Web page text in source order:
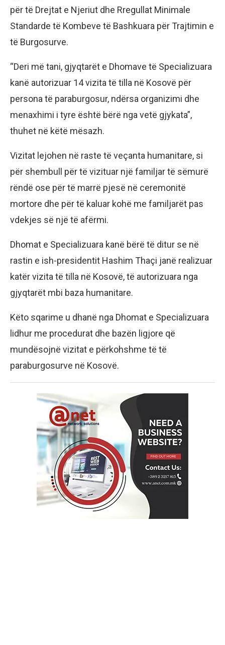
për të Drejtat e Njeriut dhe Rregullat Minimale
Standarde të Kombeve të Bashkuara për Trajtimin e
të Burgosurve.
“Deri më tani, gjyqtarët e Dhomave të Specializuara
kanë autorizuar 14 vizita të tilla në Kosovë për
persona të paraburgosur, ndërsa organizimi dhe
menaxhimi i tyre është bërë nga vetë gjykata”,
thuhet në këtë mësazh.
Vizitat lejohen në raste të veçanta humanitare, si
për shembull për të vizituar një familjar të sëmurë
rëndë ose për të marrë pjesë në ceremonitë
mortore dhe për të kaluar kohë me familjarët pas
vdekjes së një të afërmi.
Dhomat e Specializuara kanë bërë të ditur se në
rastin e ish-presidentit Hashim Thaçi janë realizuar
katër vizita të tilla në Kosovë, të autorizuara nga
gjyqtarët mbi baza humanitare.
Këto sqarime u dhanë nga Dhomat e Specializuara
lidhur me procedurat dhe bazën ligjore që
mundësojnë vizitat e përkohshme të të
paraburgosurve në Kosovë.